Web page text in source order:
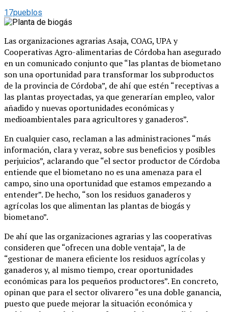
17pueblos
Las organizaciones agrarias Asaja, COAG, UPA y
Cooperativas Agro-alimentarias de Córdoba han asegurado
en un comunicado conjunto que “las plantas de biometano
son una oportunidad para transformar los subproductos
de la provincia de Córdoba”, de ahí que estén “receptivas a
las plantas proyectadas, ya que generarían empleo, valor
añadido y nuevas oportunidades económicas y
medioambientales para agricultores y ganaderos”.
En cualquier caso, reclaman a las administraciones “más
información, clara y veraz, sobre sus beneficios y posibles
perjuicios”, aclarando que “el sector productor de Córdoba
entiende que el biometano no es una amenaza para el
campo, sino una oportunidad que estamos empezando a
entender”. De hecho, “son los residuos ganaderos y
agrícolas los que alimentan las plantas de biogás y
biometano”.
De ahí que las organizaciones agrarias y las cooperativas
consideren que “ofrecen una doble ventaja”, la de
“gestionar de manera eficiente los residuos agrícolas y
ganaderos y, al mismo tiempo, crear oportunidades
económicas para los pequeños productores”. En concreto,
opinan que para el sector olivarero “es una doble ganancia,
puesto que puede mejorar la situación económica y